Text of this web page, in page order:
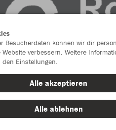
Besucherdaten können wir dir
verbessern. Weitere
Einstellungen.
Alle akzeptieren
Alle ablehnen